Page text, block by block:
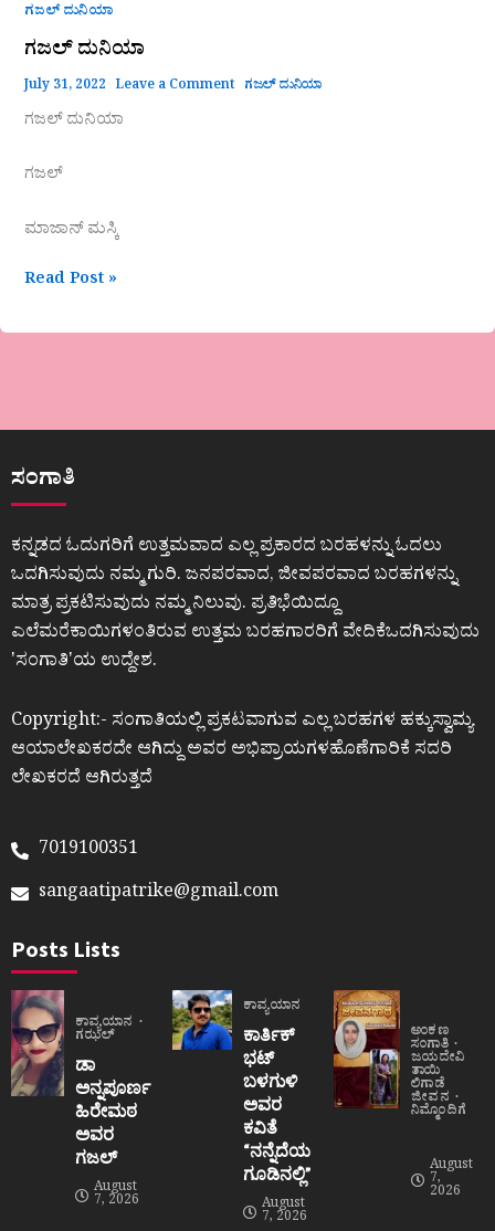
ಗಜಲ್ ದುನಿಯಾ
ಗಜಲ್ ದುನಿಯಾ
July 31, 2022 Leave a Comment ಗಜಲ್ ದುನಿಯಾ
ಗಜಲ್ ದುನಿಯಾ
ಗಜಲ್
ಮಾಜಾನ್ ಮಸ್ಕಿ
Read Post »
ಸಂಗಾತಿ
ಕನ್ನಡದ ಓದುಗರಿಗೆ ಉತ್ತಮವಾದ ಎಲ್ಲ ಪ್ರಕಾರದ ಬರಹಳನ್ನು ಓದಲು
ಒದಗಿಸುವುದು ನಮ್ಮ ಗುರಿ. ಜನಪರವಾದ, ಜೀವಪರವಾದ ಬರಹಗಳನ್ನು
ಮಾತ್ರ ಪ್ರಕಟಿಸುವುದು ನಮ್ಮ ನಿಲುವು. ಪ್ರತಿಭೆಯಿದ್ದೂ
ಎಲೆಮರೆಕಾಯಿಗಳಂತಿರುವ ಉತ್ತಮ ಬರಹಗಾರರಿಗೆ ವೇದಿಕೆಒದಗಿಸುವುದು
ʼಸಂಗಾತಿʼಯ ಉದ್ದೇಶ.
Copyright:- ಸಂಗಾತಿಯಲ್ಲಿ ಪ್ರಕಟವಾಗುವ ಎಲ್ಲ ಬರಹಗಳ ಹಕ್ಕುಸ್ವಾಮ್ಯ
ಆಯಾಲೇಖಕರದೇ ಆಗಿದ್ದು ಅವರ ಅಭಿಪ್ರಾಯಗಳಹೊಣೆಗಾರಿಕೆ ಸದರಿ
ಲೇಖಕರದೆ ಆಗಿರುತ್ತದೆ
7019100351
sangaatipatrike@gmail.com
Posts Lists
ಕಾವ್ಯಯಾನ
ಗಝಲ್
ಡಾ
ಅನ್ನಪೂರ್ಣ
ಹಿರೇಮಠ
ಅವರ
ಗಜಲ್
August
7, 2026
ಕಾವ್ಯಯಾನ
ಕಾರ್ತಿಕ್
ಭಟ್
ಬಳಗುಳಿ
ಅವರ
ಕವಿತೆ
“ನನ್ನೆದೆಯ
ಗೂಡಿನಲ್ಲಿ”
August
7, 2026
ಅಂಕಣ
ಸಂಗಾತಿ
ಜಯದೇವಿ
ತಾಯಿ
ಲಿಗಾಡೆ
ಜೀವನ
ನಿಮ್ಮೊಂದಿಗೆ
August
7,
2026